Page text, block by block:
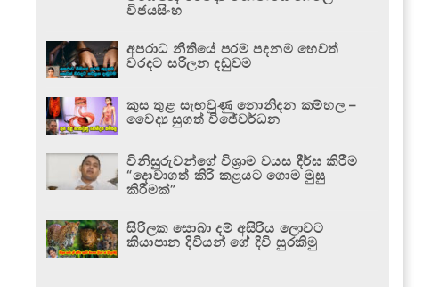
විජයසිංහ
අපරාධ නීතියේ පරම පදනම හෙවත්
වරදට සරිලන දඬුවම
කුස තුළ සැඟවුණු නොනිදන කම්හල –
වෛද්‍ය සුගත් විජේවර්ධන
විනිසුරුවන්ගේ විශ්‍රාම වයස දීර්ඝ කිරීම
“දොවාගත් කිරි කළයට ගොම මුසු
කිරීමක්”
සිරිලක සොබා දම් අසිරිය ලොවට
කියාපාන දිවියන් ගේ දිවි සුරකිමු